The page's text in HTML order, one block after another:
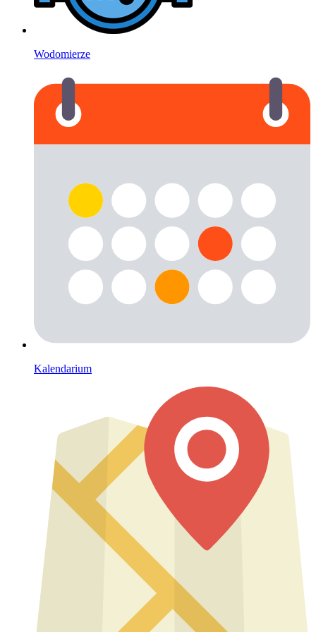
Wodomierze
Kalendarium